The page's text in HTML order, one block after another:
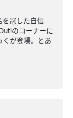
冠した自信
のコーナーに
くが登場。とあ